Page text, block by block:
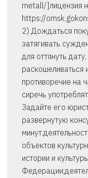
metall/]лицензия
https://
2) Дождаться
затягивать
для оттянуть
раскошеливаться
противоречие на
сиречь
Задайте его
развернутую
объектов
истории и